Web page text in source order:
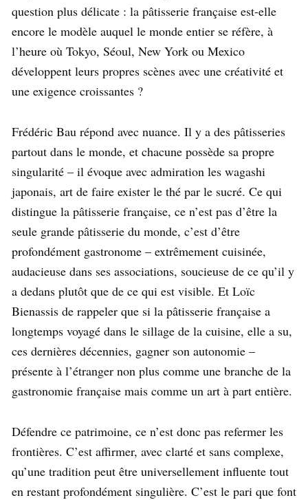
question plus délicate : la pâtisserie française est-elle
encore le modèle auquel le monde entier se réfère, à
l’heure où Tokyo, Séoul, New York ou Mexico
développent leurs propres scènes avec une créativité et
une exigence croissantes ?
Frédéric Bau répond avec nuance. Il y a des pâtisseries
partout dans le monde, et chacune possède sa propre
singularité – il évoque avec admiration les wagashi
japonais, art de faire exister le thé par le sucré. Ce qui
distingue la pâtisserie française, ce n’est pas d’être la
seule grande pâtisserie du monde, c’est d’être
profondément gastronome – extrêmement cuisinée,
audacieuse dans ses associations, soucieuse de ce qu’il y
a dedans plutôt que de ce qui est visible. Et Loïc
Bienassis de rappeler que si la pâtisserie française a
longtemps voyagé dans le sillage de la cuisine, elle a su,
ces dernières décennies, gagner son autonomie –
présente à l’étranger non plus comme une branche de la
gastronomie française mais comme un art à part entière.
Défendre ce patrimoine, ce n’est donc pas refermer les
frontières. C’est affirmer, avec clarté et sans complexe,
qu’une tradition peut être universellement influente tout
en restant profondément singulière. C’est le pari que font